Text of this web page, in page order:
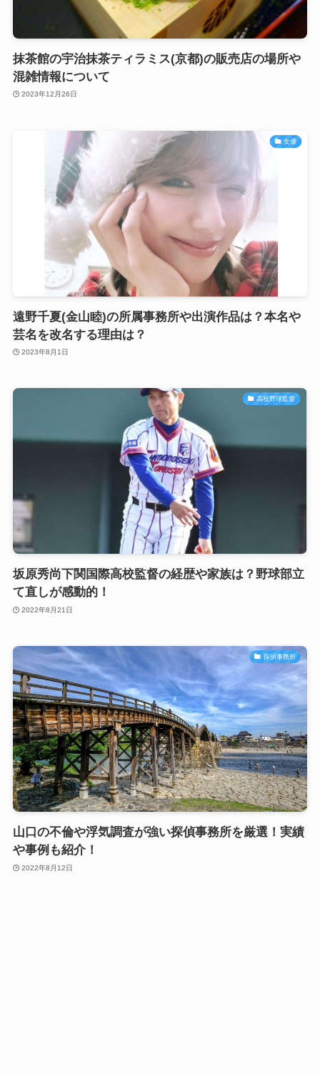
抹茶館の宇治抹茶ティラミス(京都)の販売店の場所や
混雑情報について
2023年12月26日
女優
遠野千夏(金山睦)の所属事務所や出演作品は？本名や
芸名を改名する理由は？
2023年8月1日
高校野球監督
坂原秀尚下関国際高校監督の経歴や家族は？野球部立
て直しが感動的！
2022年8月21日
探偵事務所
山口の不倫や浮気調査が強い探偵事務所を厳選！実績
や事例も紹介！
2022年8月12日